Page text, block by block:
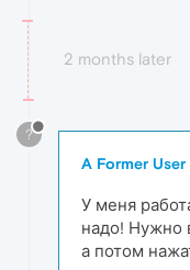
2 months later
?
A Former User
У меня
надо! Нужно
а потом